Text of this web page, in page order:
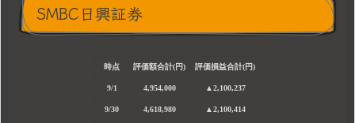
SMBC日興証券
時点 評価額合計(円) 評価損益合計(円)
9/1 4,954,000 ▲2,100,237
9/30 4,618,980 ▲2,100,414